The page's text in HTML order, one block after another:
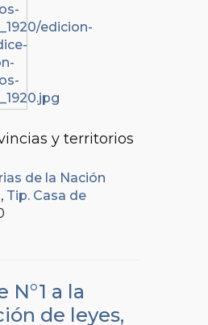
y territorios
de la Nación
, Tip. Casa de
N°1 a la
de leyes,